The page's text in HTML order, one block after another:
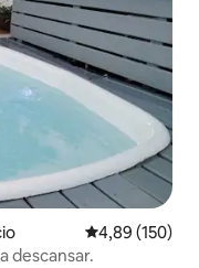
4,89 de uma
4,89 (150)
lugar para descansar.